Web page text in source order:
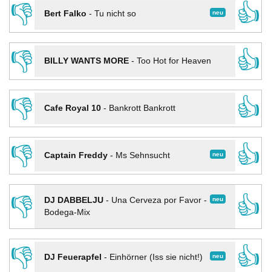
👎
neu
Bert Falko - Tu nicht so
👍
👎
BILLY WANTS MORE- Too Hot for Heaven
👍
👎
Cafe Royal 10- Bankrott Bankrott
👍
👎
neu
Captain Freddy- Ms Sehnsucht
👍
👎
neu
DJ DABBELJU- Una Cerveza por Favor -
Bodega-Mix
👍
👎
neu
DJ Feuerapfel - Einhörner (Iss sie nicht!)
👍